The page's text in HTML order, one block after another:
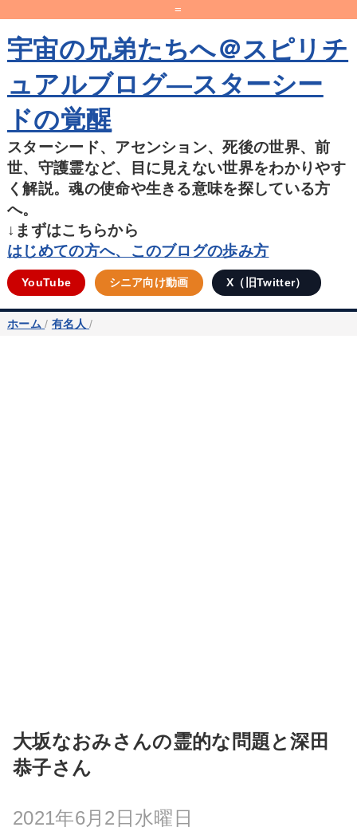
=
宇宙の兄弟たちへ＠スピリチ
ュアルブログ―スターシー
ドの覚醒
スターシード、アセンション、死後の世界、前
世、守護霊など、目に見えない世界をわかりやす
く解説。魂の使命や生きる意味を探している方
へ。
↓まずはこちらから
はじめての方へ、このブログの歩み方
YouTube シニア向け動画 X（旧Twitter）
ホーム / 有名人 /
大坂なおみさんの霊的な問題と深田
恭子さん
2021年6月2日水曜日